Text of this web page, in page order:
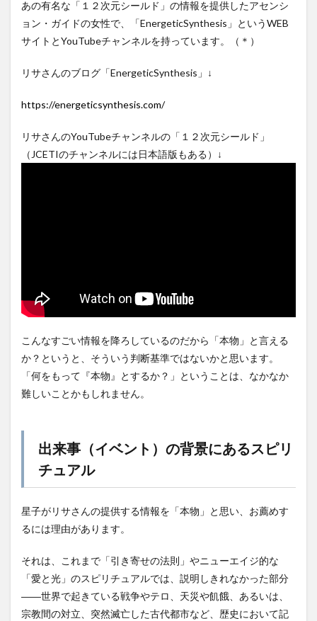
あの有名な「１２次元シールド」の情報を提供したアセンシ
ョン・ガイドの女性で、「EnergeticSynthesis」というWEB
サイトとYouTubeチャンネルを持っています。（＊）
リサさんのブログ「EnergeticSynthesis」↓
https://energeticsynthesis.com/
リサさんのYouTubeチャンネルの「１２次元シールド」
（JCETIのチャンネルには日本語版もある）↓
こんなすごい情報を降ろしているのだから「本物」と言える
か？というと、そういう判断基準ではないかと思います。
「何をもって『本物』とするか？」ということは、なかなか
難しいことかもしれません。
出来事（イベント）の背景にあるスピリ
チュアル
星子がリサさんの提供する情報を「本物」と思い、お薦めす
るには理由があります。
それは、これまで「引き寄せの法則」やニューエイジ的な
「愛と光」のスピリチュアルでは、説明しきれなかった部分
――世界で起きている戦争やテロ、天災や飢餓、あるいは、
宗教間の対立、突然滅亡した古代都市など、歴史において記